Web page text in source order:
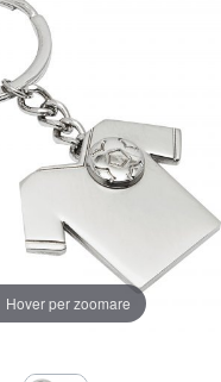
Hover per zoomare